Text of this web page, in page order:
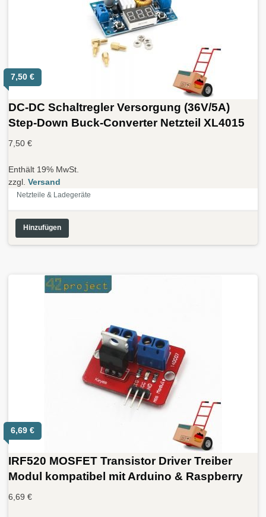
7,50 €
DC-DC Schaltregler Versorgung (36V/5A)
Step-Down Buck-Converter Netzteil XL4015
7,50 €
Enthält 19% MwSt.
zzgl. Versand
Netzteile & Ladegeräte
Hinzufügen
6,69 €
IRF520 MOSFET Transistor Driver Treiber
Modul kompatibel mit Arduino & Raspberry
6,69 €